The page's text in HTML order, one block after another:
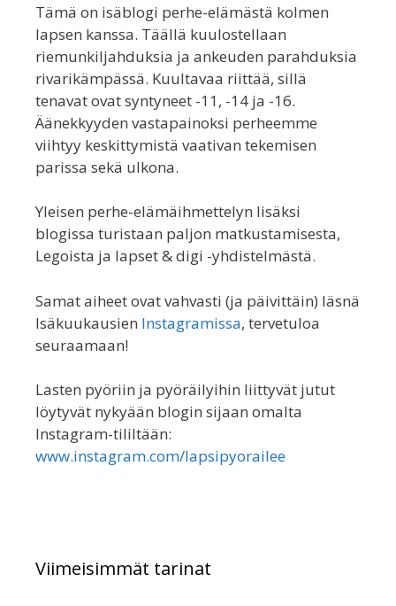
Tämä on isäblogi perhe-elämästä kolmen
lapsen kanssa. Täällä kuulostellaan
riemunkiljahduksia ja ankeuden parahduksia
rivarikämpässä. Kuultavaa riittää, sillä
tenavat ovat syntyneet -11, -14 ja -16.
Äänekkyyden vastapainoksi perheemme
viihtyy keskittymistä vaativan tekemisen
parissa sekä ulkona.
Yleisen perhe-elämäihmettelyn lisäksi
blogissa turistaan paljon matkustamisesta,
Legoista ja lapset & digi -yhdistelmästä.
Samat aiheet ovat vahvasti (ja päivittäin) läsnä
Isäkuukausien Instagramissa, tervetuloa
seuraamaan!
Lasten pyöriin ja pyöräilyihin liittyvät jutut
löytyvät nykyään blogin sijaan omalta
Instagram-tililtään:
www.instagram.com/lapsipyorailee
Viimeisimmät tarinat